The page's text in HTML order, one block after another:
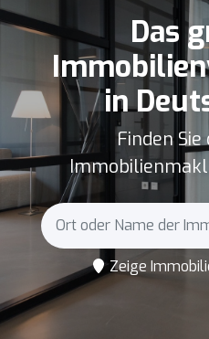
Das
in
Finden
Zeige